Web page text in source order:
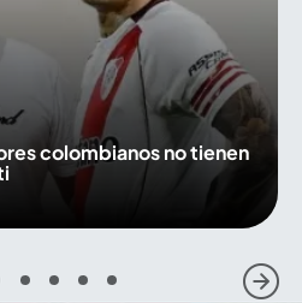
colombianos no tienen
2 3 4 5